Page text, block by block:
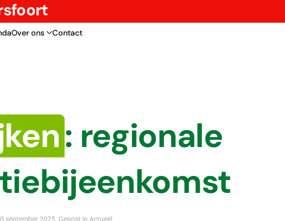
Over ons Contact
: regionale
september 2025. Gepost in Actueel .